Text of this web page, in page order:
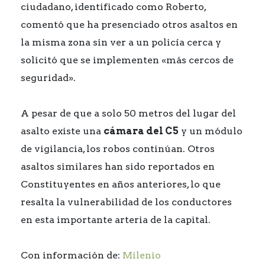
ciudadano, identificado como Roberto,
comentó que ha presenciado otros asaltos en
la misma zona sin ver a un policía cerca y
solicitó que se implementen «más cercos de
seguridad».
A pesar de que a solo 50 metros del lugar del
asalto existe una cámara del C5 y un módulo
de vigilancia, los robos continúan. Otros
asaltos similares han sido reportados en
Constituyentes en años anteriores, lo que
resalta la vulnerabilidad de los conductores
en esta importante arteria de la capital.
Con información de: Milenio